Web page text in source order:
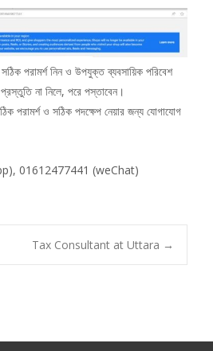
পরামর্শ নিন ও উপযুক্ত ব্যবসায়িক পরিবেশ
না নিলে, পরে পস্তাবেন।
পরামর্শ ও সঠিক পদক্ষেপ নেয়ার জন্য যোগাযোগ
01612477441 (weChat)
Tax Consultant at Uttara →